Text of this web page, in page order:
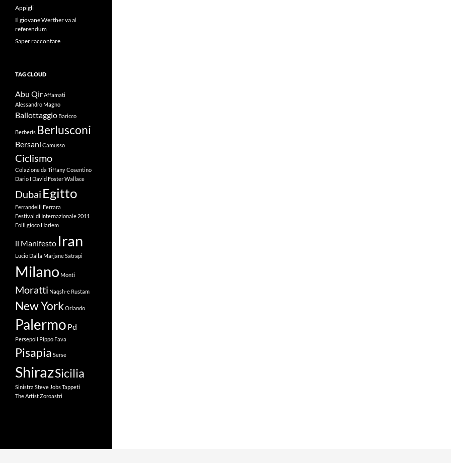
Appigli
Il giovane Werther va al
referendum
Saper raccontare
TAG CLOUD
Abu QirAffamati
Alessandro Magno
Ballottaggio Baricco
Berberis Berlusconi
Bersani Camusso
Ciclismo
Colazione da TiffanyCosentino
Dario I David Foster Wallace
Dubai Egitto
Ferrandelli Ferrara
Festival di Internazionale 2011
Folli gioco Harlem
il Manifesto Iran
Lucio Dalla Marjane Satrapi
Milano Monti
Moratti Naqsh-e Rustam
New York Orlando
Palermo Pd
Persepoli Pippo Fava
Pisapia Serse
ShirazSicilia
Sinistra Steve JobsTappeti
The ArtistZoroastri